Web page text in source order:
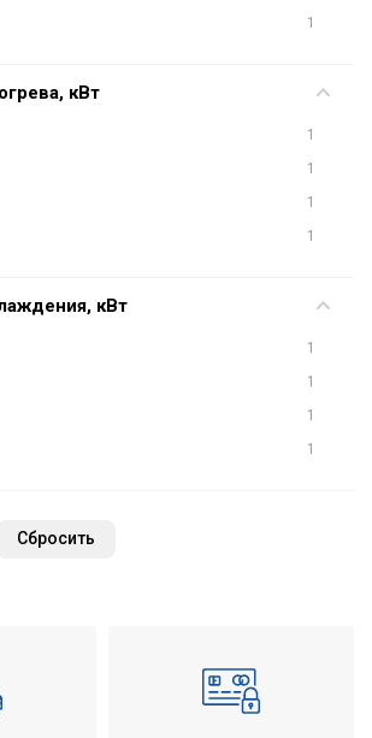
1
кВт
1
1
1
1
кВт
1
1
1
1
Cбросить